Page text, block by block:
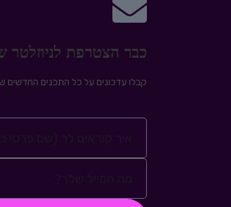
כבר הצטרפת לניוזלטר
קבלו עדכונים על כל התכנים החדשים